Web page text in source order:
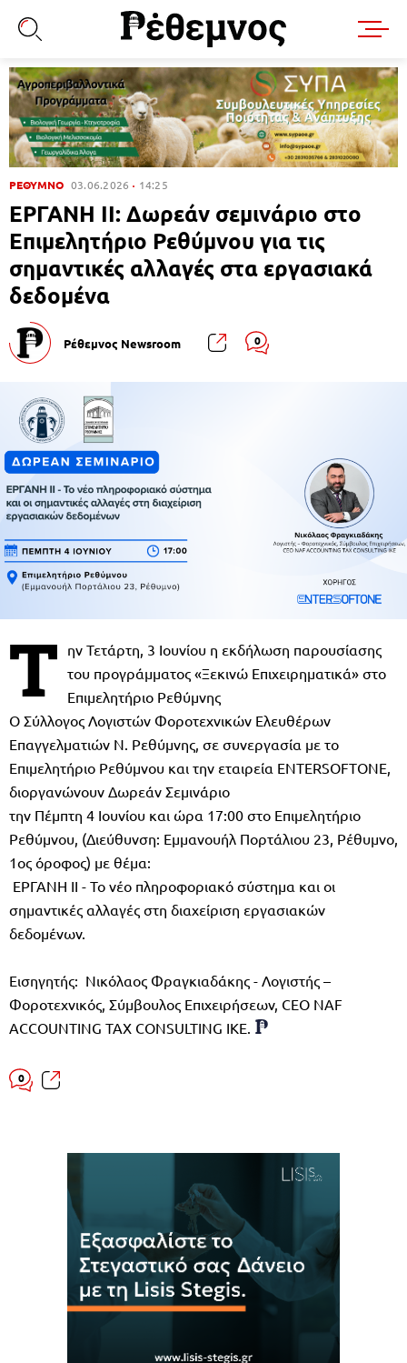
ΡΕΘΥΜΝΟ 03.06.2026 14:25
ΕΡΓΑΝΗ ΙΙ: Δωρεάν σεμινάριο στο
Επιμελητήριο Ρεθύμνου για τις
σημαντικές αλλαγές στα εργασιακά
δεδομένα
Ρέθεμνος Newsroom 0
Τ ην Τετάρτη, 3 Ιουνίου η εκδήλωση παρουσίασης
του προγράμματος «Ξεκινώ Επιχειρηματικά» στο
Επιμελητήριο Ρεθύμνης
Ο Σύλλογος Λογιστών Φοροτεχνικών Ελευθέρων
Επαγγελματιών Ν. Ρεθύμνης, σε συνεργασία με το
Επιμελητήριο Ρεθύμνου και την εταιρεία ENTERSOFTONE,
διοργανώνουν Δωρεάν Σεμινάριο
την Πέμπτη 4 Ιουνίου και ώρα 17:00 στο Επιμελητήριο
Ρεθύμνου, (Διεύθυνση: Εμμανουήλ Πορτάλιου 23, Ρέθυμνο,
1ος όροφος) με θέμα:
ΕΡΓΑΝΗ ΙΙ - Το νέο πληροφοριακό σύστημα και οι
σημαντικές αλλαγές στη διαχείριση εργασιακών
δεδομένων.
Εισηγητής: Νικόλαος Φραγκιαδάκης - Λογιστής –
Φοροτεχνικός, Σύμβουλος Επιχειρήσεων, CEO NAF
ACCOUNTING TAX CONSULTING IKE.
0